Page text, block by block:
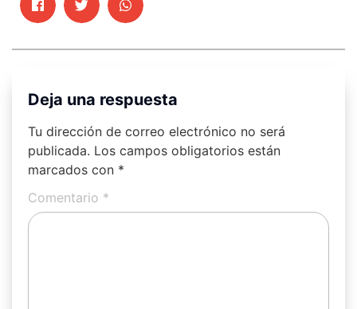
Deja una respuesta
Tu dirección de correo electrónico no será
publicada. Los campos obligatorios están
marcados con *
Comentario *